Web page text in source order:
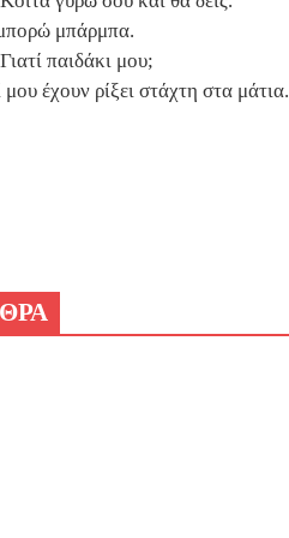
μπάρμπα.
παιδάκι μου;
μου έχουν ρίξει στάχτη στα μάτια.